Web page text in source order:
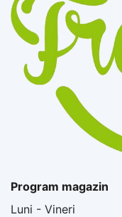
Program magazin
Luni - Vineri